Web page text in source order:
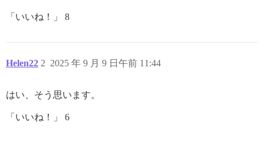
「いいね！」 8
Helen22 2025 年 9 月 9 日午前 11:44
2
はい、そう思います。
「いいね！」 6